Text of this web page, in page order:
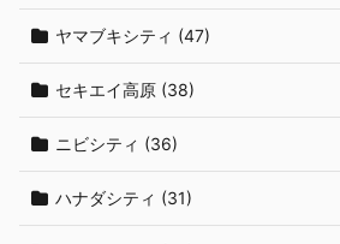
ヤマブキシティ (47)
セキエイ高原 (38)
ニビシティ (36)
ハナダシティ (31)